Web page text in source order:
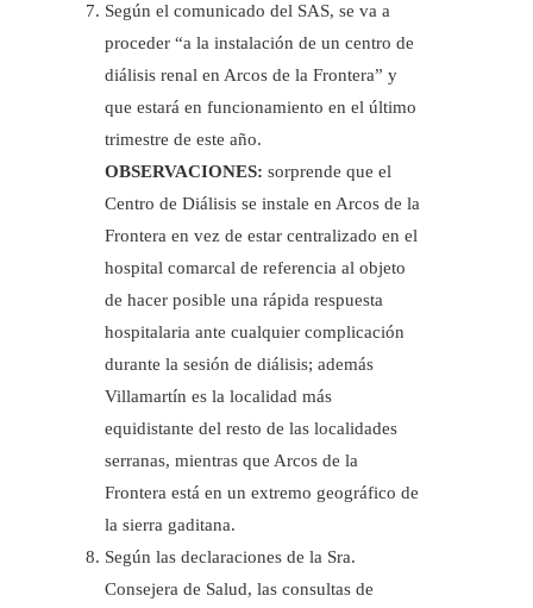
Según el comunicado del SAS, se va a
proceder “a la instalación de un centro de
diálisis renal en Arcos de la Frontera” y
que estará en funcionamiento en el último
trimestre de este año.
OBSERVACIONES: sorprende que el
Centro de Diálisis se instale en Arcos de la
Frontera en vez de estar centralizado en el
hospital comarcal de referencia al objeto
de hacer posible una rápida respuesta
hospitalaria ante cualquier complicación
durante la sesión de diálisis; además
Villamartín es la localidad más
equidistante del resto de las localidades
serranas, mientras que Arcos de la
Frontera está en un extremo geográfico de
la sierra gaditana.
Según las declaraciones de la Sra.
Consejera de Salud, las consultas de